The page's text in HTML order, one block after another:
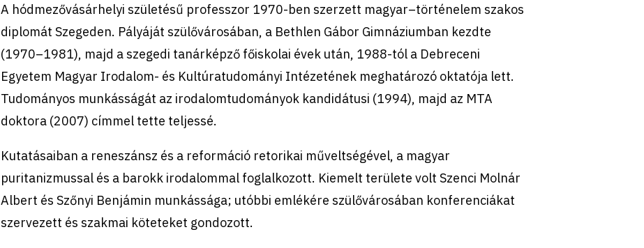
A hódmezővásárhelyi születésű professzor 1970-ben szerzett magyar–történelem szakos
diplomát Szegeden. Pályáját szülővárosában, a Bethlen Gábor Gimnáziumban kezdte
(1970–1981), majd a szegedi tanárképző főiskolai évek után, 1988-tól a Debreceni
Egyetem Magyar Irodalom- és Kultúratudományi Intézetének meghatározó oktatója lett.
Tudományos munkásságát az irodalomtudományok kandidátusi (1994), majd az MTA
doktora (2007) címmel tette teljessé.
Kutatásaiban a reneszánsz és a reformáció retorikai műveltségével, a magyar
puritanizmussal és a barokk irodalommal foglalkozott. Kiemelt területe volt Szenci Molnár
Albert és Szőnyi Benjámin munkássága; utóbbi emlékére szülővárosában konferenciákat
szervezett és szakmai köteteket gondozott.